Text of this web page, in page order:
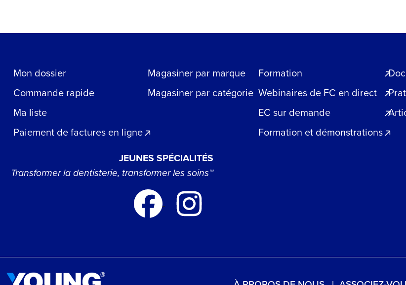
Mon dossier
Commande rapide
Ma liste
Paiement de factures en ligne
Magasiner par marque
Magasiner par catégorie
Formation
Webinaires de FC en direct
EC sur demande
Formation et démonstrations
JEUNES SPÉCIALITÉS
Transformer la dentisterie, transformer les soins™